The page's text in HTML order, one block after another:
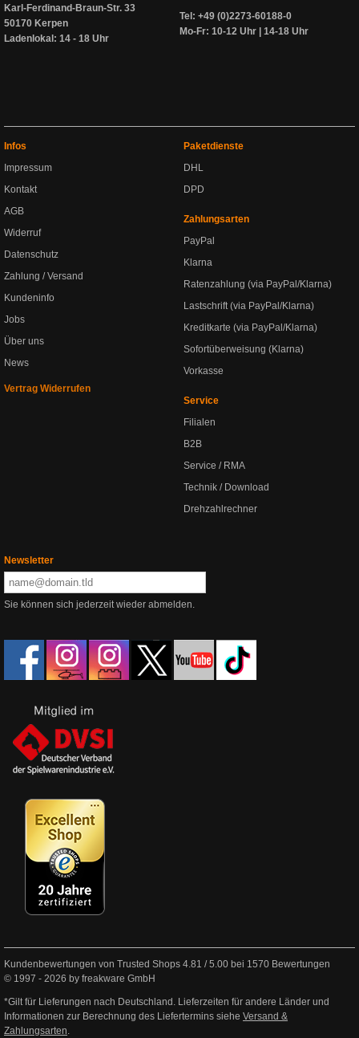
Karl-Ferdinand-Braun-Str. 33
50170 Kerpen
Ladenlokal: 14 - 18 Uhr
Tel: +49 (0)2273-60188-0
Mo-Fr: 10-12 Uhr | 14-18 Uhr
Infos
Impressum
Kontakt
AGB
Widerruf
Datenschutz
Zahlung / Versand
Kundeninfo
Jobs
Über uns
News
Vertrag Widerrufen
Paketdienste
DHL
DPD
Zahlungsarten
PayPal
Klarna
Ratenzahlung (via PayPal/Klarna)
Lastschrift (via PayPal/Klarna)
Kreditkarte (via PayPal/Klarna)
Sofortüberweisung (Klarna)
Vorkasse
Service
Filialen
B2B
Service / RMA
Technik / Download
Drehzahlrechner
Newsletter
Sie können sich jederzeit wieder abmelden.
Kundenbewertungen von Trusted Shops 4.81 /5.00 bei 1570 Bewertungen
© 1997 - 2026 by freakware GmbH
*Gilt für Lieferungen nach Deutschland. Lieferzeiten für andere Länder und
Informationen zur Berechnung des Liefertermins siehe Versand &
Zahlungsarten.